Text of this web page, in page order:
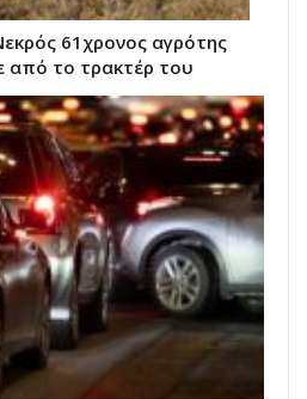
61χρονος αγρότης
το τρακτέρ του